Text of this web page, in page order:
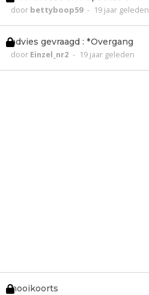
door bettyboop59 - 19 jaar geleden
advies gevraagd : *Overgang
door Einzel_nr2 - 19 jaar geleden
hooikoorts